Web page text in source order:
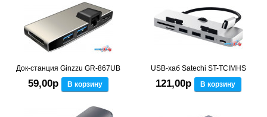
Док-станция Ginzzu GR-867UB
59,00р В корзину
USB-хаб Satechi ST-TCIMHS
121,00р В корзину